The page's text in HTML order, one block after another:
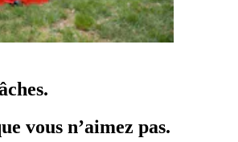
vous n’aimez pas.